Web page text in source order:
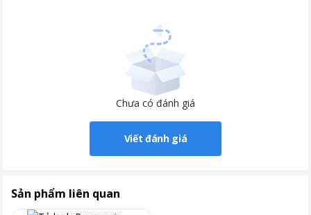
Chưa có đánh giá
Viết đánh giá
Sản phẩm liên quan